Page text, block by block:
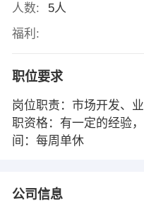
人数:
5人
福利:
职位要求
岗位职责：市场开发、
职资格：有一定的经验
间：每周单休
公司信息